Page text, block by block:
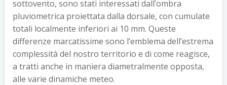
sottovento, sono stati interessati dall’ombra
pluviometrica proiettata dalla dorsale, con cumulate
totali localmente inferiori ai 10 mm. Queste
differenze marcatissime sono l’emblema dell’estrema
complessità del nostro territorio e di come reagisce,
a tratti anche in maniera diametralmente opposta,
alle varie dinamiche meteo.